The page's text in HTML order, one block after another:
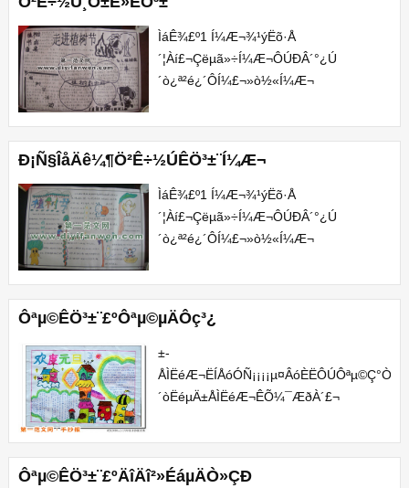
×÷ÕßËùÓÐ¡£ÔÚ±¾Õ¾Õ¹Ê¾½öÎª...
ÌáÊ¾£º1 Í¼Æ¬¾­¹ýËõ·Å
´¦Àí£¬Çëµã»÷Í¼Æ¬ÔÚÐÂ´°¿Ú
´ò¿ª²é¿´Ô­Í¼£¬»ò½«Í¼Æ¬
±¨Í¼Æ¬ÎªÍøÓÑÍÆ¼ö¶øÀ
´£¬°æÈ¨¹éÊôÔ­
×÷ÕßËùÓÐ¡£ÔÚ±¾Õ¾Õ¹Ê¾½öÎª...
Ð¡Ñ§ÎåÄê¼¶Ö²Ê÷½ÚÊÖ³­±¨Í¼Æ¬
ÌáÊ¾£º1 Í¼Æ¬¾­¹ýËõ·Å
´¦Àí£¬Çëµã»÷Í¼Æ¬ÔÚÐÂ´°¿Ú
´ò¿ª²é¿´Ô­Í¼£¬»ò½«Í¼Æ¬
±¨Í¼Æ¬ÎªÍøÓÑÍÆ¼ö¶øÀ
´£¬°æÈ¨¹éÊôÔ­
×÷ÕßËùÓÐ¡£ÔÚ±¾Õ¾Õ¹Ê¾½öÎª...
Ôªµ©ÊÖ³­±¨£ºÔªµ©µÄÔç³¿
±­
´òËéµÄ±­ÅÌËéÆ¬ÊÕ¼¯ÆðÀ´£¬
¡£Ôªµ©µÄÔç³¿£¬Èç¹ûË­
¼ÒÃÅÇ°¶Ñ·ÅµÄËéÆ¬Ô½...
Ôªµ©ÊÖ³­±¨£ºÄîÄî²»ÉáµÄÒ»ÇÐ